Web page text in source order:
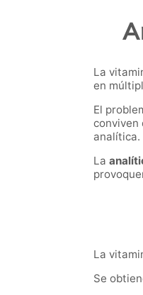
La
en
El
conviven
analítica.
La
La
Se